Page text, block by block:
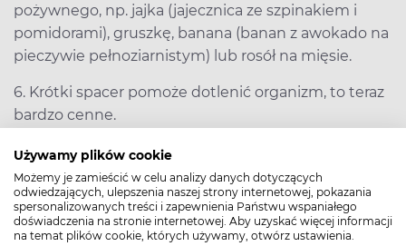
Używamy plików cookie
Możemy je zamieścić w celu analizy danych dotyczących
odwiedzających, ulepszenia naszej strony internetowej, pokazania
spersonalizowanych treści i zapewnienia Państwu wspaniałego
doświadczenia na stronie internetowej. Aby uzyskać więcej informacji
na temat plików cookie, których używamy, otwórz ustawienia.
pożywnego, np. jajka (jajecznica ze szpinakiem i
pomidorami), gruszkę, banana (banan z awokado na
pieczywie pełnoziarnistym) lub rosół na mięsie.
6. Krótki spacer pomoże dotlenić organizm, to teraz
bardzo cenne.
Elektrolity na kaca
Elektrolity na kacauzupełniają sód, potas, magnez i
wapń utracone przez odwodnienie spowodowane
alkoholem, poprawiają nawodnienie i funkcje